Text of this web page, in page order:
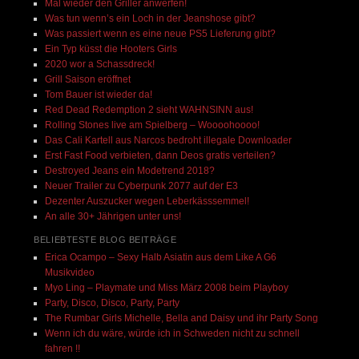
Mal wieder den Griller anwerfen!
Was tun wenn’s ein Loch in der Jeanshose gibt?
Was passiert wenn es eine neue PS5 Lieferung gibt?
Ein Typ küsst die Hooters Girls
2020 wor a Schassdreck!
Grill Saison eröffnet
Tom Bauer ist wieder da!
Red Dead Redemption 2 sieht WAHNSINN aus!
Rolling Stones live am Spielberg – Woooohoooo!
Das Cali Kartell aus Narcos bedroht illegale Downloader
Erst Fast Food verbieten, dann Deos gratis verteilen?
Destroyed Jeans ein Modetrend 2018?
Neuer Trailer zu Cyberpunk 2077 auf der E3
Dezenter Auszucker wegen Leberkässsemmel!
An alle 30+ Jährigen unter uns!
BELIEBTESTE BLOG BEITRÄGE
Erica Ocampo – Sexy Halb Asiatin aus dem Like A G6
Musikvideo
Myo Ling – Playmate und Miss März 2008 beim Playboy
Party, Disco, Disco, Party, Party
The Rumbar Girls Michelle, Bella and Daisy und ihr Party Song
Wenn ich du wäre, würde ich in Schweden nicht zu schnell
fahren !!